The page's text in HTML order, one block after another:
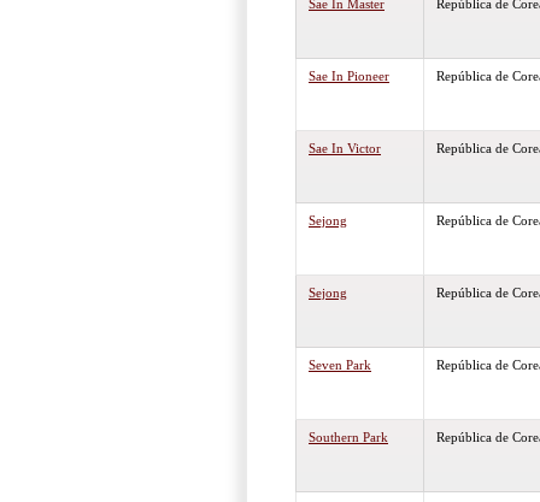
Sae In Master República de
Sae In Pioneer República de
Sae In Victor República de
Sejong República de
Sejong República de
Seven Park República de
Southern Park República de